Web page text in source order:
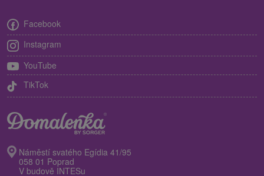
Facebook
Instagram
YouTube
TikTok
Náměstí svatého Egídia 41/95
058 01 Poprad
V budově INTESu